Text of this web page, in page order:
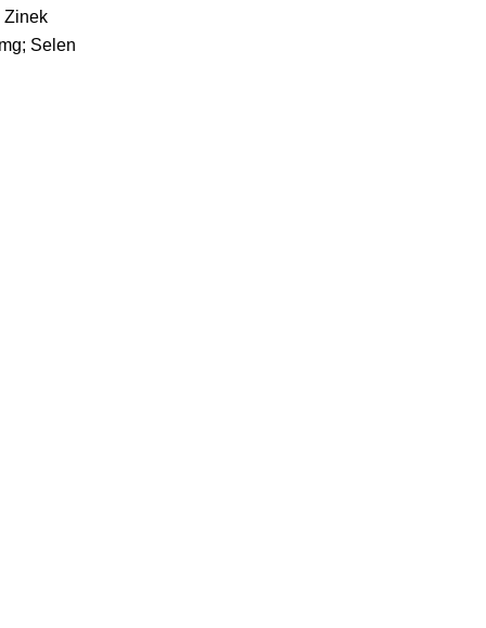
Zinek
Selen